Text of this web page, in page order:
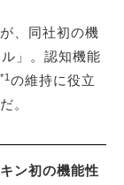
、同社初の機
」。認知機能
*1 の維持に役立
。
ン初の機能性